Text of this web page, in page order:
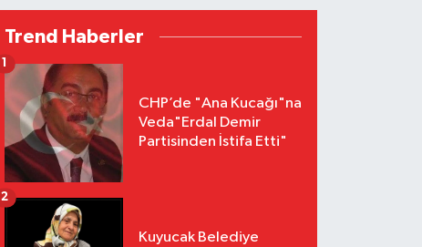
Trend Haberler
CHP’de "Ana Kucağı"na
Veda"Erdal Demir
Partisinden İstifa Etti"
1
Kuyucak Belediye
2